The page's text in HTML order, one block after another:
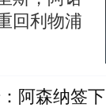
回利物浦
阿森纳签